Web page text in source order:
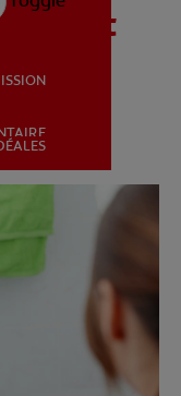
BUCCO-DENTAIRE
BUCCO-DENTAIRE
SOLUTIONS IDÉALES
BE (FR)
et